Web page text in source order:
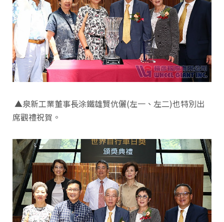
▲泉新工業董事長涂鐵雄賢伉儷(左一、左二)也特別出
席觀禮祝賀。